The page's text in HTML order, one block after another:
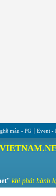
mẫu - PG Event -
" khi phát hành